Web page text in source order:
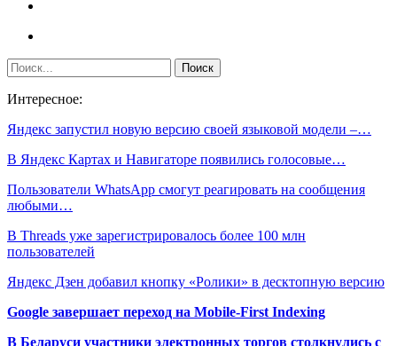
Интересное:
Яндекс запустил новую версию своей языковой модели –…
В Яндекс Картах и Навигаторе появились голосовые…
Пользователи WhatsApp смогут реагировать на сообщения
любыми…
В Threads уже зарегистрировалось более 100 млн
пользователей
Яндекс Дзен добавил кнопку «Ролики» в десктопную версию
Google завершает переход на Mobile-First Indexing
В Беларуси участники электронных торгов столкнулись с